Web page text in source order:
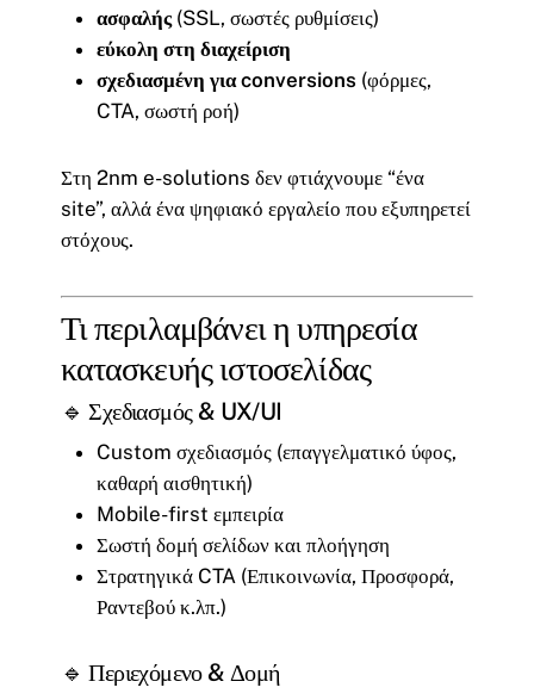
ασφαλής(SSL, σωστές ρυθμίσεις)
εύκολη στη διαχείριση
σχεδιασμένη για conversions (φόρμες,
CTA, σωστή ροή)
Στη 2nm e-solutions δεν φτιάχνουμε “ένα
site”, αλλά ένα ψηφιακό εργαλείο που εξυπηρετεί
στόχους.
Τι περιλαμβάνει η υπηρεσία
κατασκευής ιστοσελίδας
🔹 Σχεδιασμός & UX/UI
Custom σχεδιασμός (επαγγελματικό ύφος,
καθαρή αισθητική)
Mobile-first εμπειρία
Σωστή δομή σελίδων και πλοήγηση
Στρατηγικά CTA (Επικοινωνία, Προσφορά,
Ραντεβού κ.λπ.)
🔹 Περιεχόμενο & Δομή